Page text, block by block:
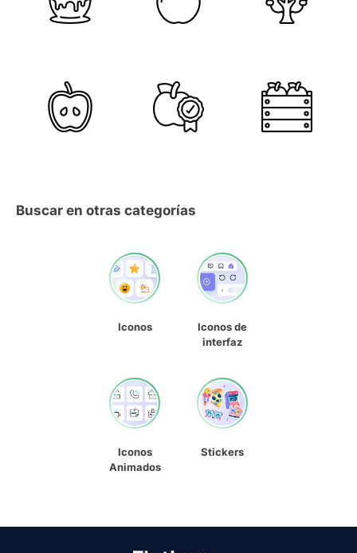
Buscar en otras categorías
Iconos
Iconos de
interfaz
Iconos
Animados
Stickers